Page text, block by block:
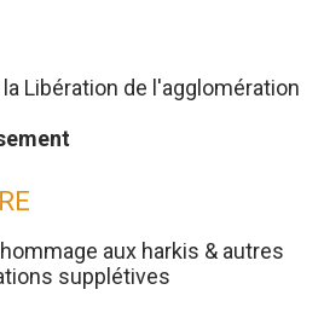
Libération de l'agglomération
aux harkis & autres
supplétives